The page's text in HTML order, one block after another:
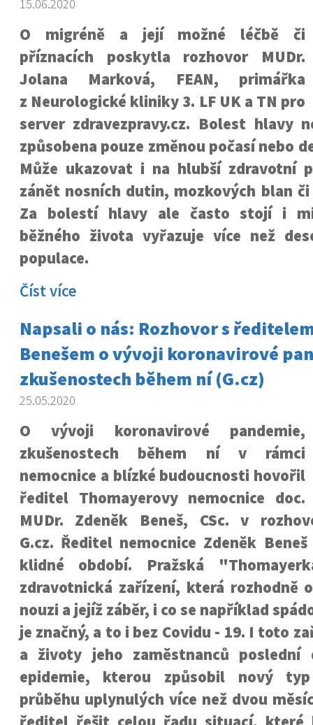
15.06.2020
O migréně a její možné léčbě či
příznacích poskytla rozhovor MUDr.
Jolana Marková, FEAN, primářka
z Neurologické kliniky 3. LF UK a TN pro
server zdravezpravy.cz. Bolest hlavy
způsobena pouze změnou počasí nebo
Může ukazovat i na hlubší zdravotní
zánět nosních dutin, mozkových blan
Za bolestí hlavy ale často stojí i
běžného života vyřazuje více než
populace.
Číst více
Napsali o nás: Rozhovor s
Benešem o vývoji koronavirové
zkušenostech během ní (G.cz)
25.05.2020
O vývoji koronavirové pandemie,
zkušenostech během ní v rámci
nemocnice a blízké budoucnosti hovořil
ředitel Thomayerovy nemocnice doc.
MUDr. Zdeněk Beneš, CSc. v
G.cz. Ředitel nemocnice Zdeněk
klidné období. Pražská
zdravotnická zařízení, která rozhodně
nouzi a jejíž záběr, i co se například
je značný, a to i bez Covidu - 19. I toto
a životy jeho zaměstnanců poslední
epidemie, kterou způsobil nový
průběhu uplynulých více než dvou